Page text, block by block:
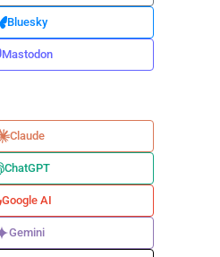
Bluesky
Mastodon
Claude
ChatGPT
Google AI
Gemini